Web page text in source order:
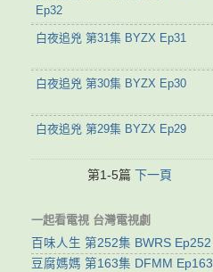
Ep32
白夜追兇 第31集 BYZX Ep31
白夜追兇 第30集 BYZX Ep30
白夜追兇 第29集 BYZX Ep29
第1-5篇 下一頁
一起看電視 台灣電視劇
百味人生 第252集 BWRS Ep252
豆腐媽媽 第163集 DFMM Ep163